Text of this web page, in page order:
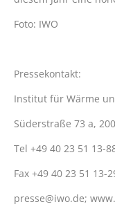
Foto: IWO
Pressekontakt:
Institut für Wärme
Süderstraße 73 a,
Tel +49 40 23 51 13-
Fax +49 40 23 51 13-
presse@iwo.de;